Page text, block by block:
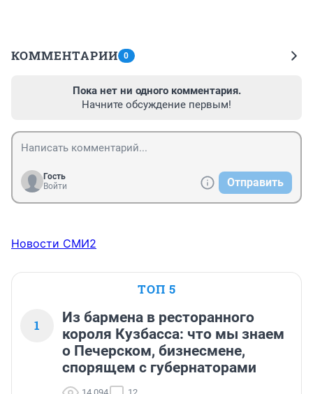
КОММЕНТАРИИ 0
Пока нет ни одного комментария.
Начните обсуждение первым!
Гость
Войти
Отправить
Новости СМИ2
ТОП 5
1
Из бармена в ресторанного
короля Кузбасса: что мы знаем
о Печерском, бизнесмене,
спорящем с губернаторами